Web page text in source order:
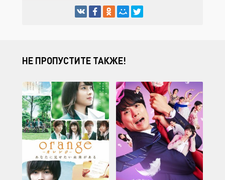
НЕ ПРОПУСТИТЕ ТАКЖЕ!